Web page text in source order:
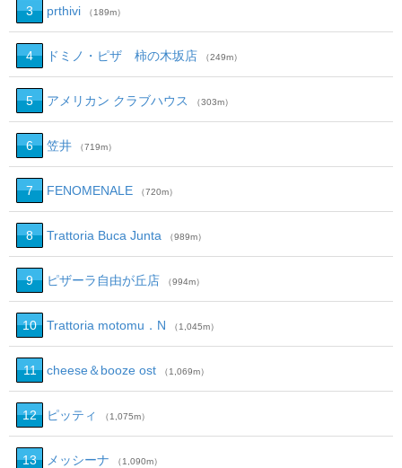
3 prthivi （189m）
4 ドミノ・ピザ 柿の木坂店 （249m）
5 アメリカン クラブハウス （303m）
6 笠井 （719m）
7 FENOMENALE （720m）
8 Trattoria Buca Junta （989m）
9 ピザーラ自由が丘店 （994m）
10 Trattoria motomu．N （1,045m）
11 cheese＆booze ost （1,069m）
12 ピッティ （1,075m）
13 メッシーナ （1,090m）